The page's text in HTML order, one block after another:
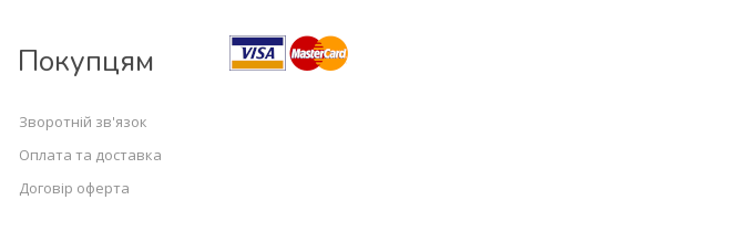
Покупцям
Зворотній зв'язок
Оплата та доставка
Договір оферта